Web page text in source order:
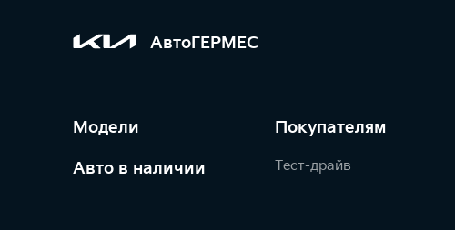
АвтоГЕРМЕС
Модели
Авто в наличии
Покупателям
Тест-драйв